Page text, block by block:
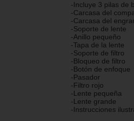
-Incluye 3 pilas de
-Carcasa del
-Carcasa del
-Soporte de lente
-Anillo pequeño
-Tapa de la lente
-Soporte de filtro
-Bloqueo de filtro
-Botón de enfoque
-Pasador
-Filtro rojo
-Lente pequeña
-Lente grande
-Instrucciones